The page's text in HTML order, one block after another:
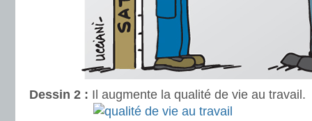
Dessin 2 : Il augmente la qualité de vie au travail.